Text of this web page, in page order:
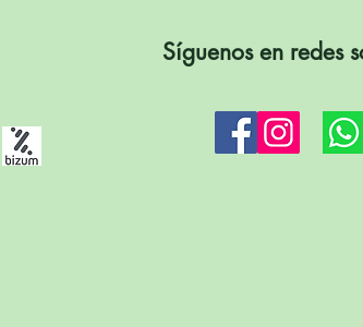
Síguenos en redes